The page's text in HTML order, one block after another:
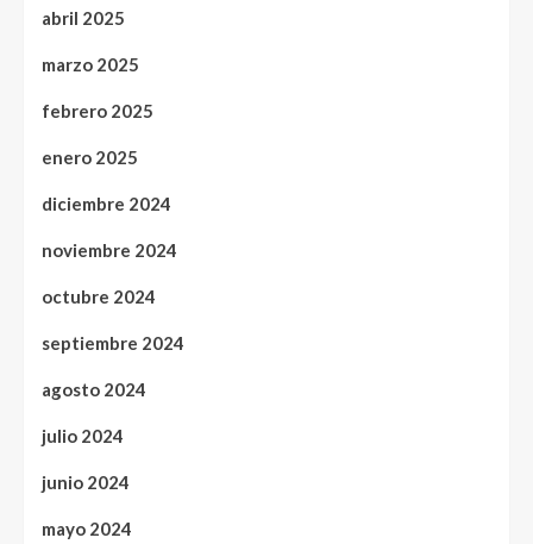
abril 2025
marzo 2025
febrero 2025
enero 2025
diciembre 2024
noviembre 2024
octubre 2024
septiembre 2024
agosto 2024
julio 2024
junio 2024
mayo 2024